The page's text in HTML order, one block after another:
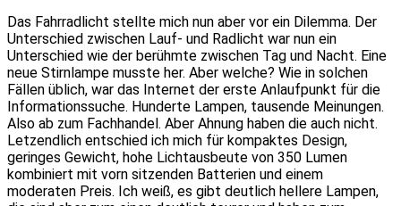
Das Fahrradlicht stellte mich nun aber vor ein Dilemma. Der
Unterschied zwischen Lauf- und Radlicht war nun ein
Unterschied wie der berühmte zwischen Tag und Nacht. Eine
neue Stirnlampe musste her. Aber welche? Wie in solchen
Fällen üblich, war das Internet der erste Anlaufpunkt für die
Informationssuche. Hunderte Lampen, tausende Meinungen.
Also ab zum Fachhandel. Aber Ahnung haben die auch nicht.
Letzendlich entschied ich mich für kompaktes Design,
geringes Gewicht, hohe Lichtausbeute von 350 Lumen
kombiniert mit vorn sitzenden Batterien und einem
moderaten Preis. Ich weiß, es gibt deutlich hellere Lampen,